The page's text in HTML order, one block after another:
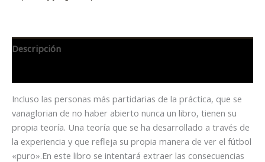
Descripción
Incluso las personas más partidarias de la práctica, que se
vanaglorian de no haber abierto nunca un libro, tienen su
propia teoría. Una teoría que se ha desarrollado a través de
la experiencia y que refleja su propia manera de ver el fútbol
«puro».En este libro se intentará extraer las consecuencias